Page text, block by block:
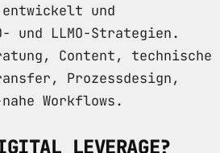
und
und LLMO-Strategien.
Content, technische
Prozessdesign,
Workflows.
LEVERAGE?